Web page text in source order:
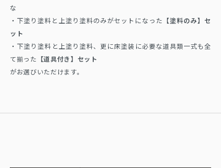
な
・下塗り塗料と上塗り塗料のみがセットになった 【塗料のみ】セ
ット
・下塗り塗料と上塗り塗料、更に床塗装に必要な道具類一式も全
て揃った 【道具付き】セット
がお選びいただけます。